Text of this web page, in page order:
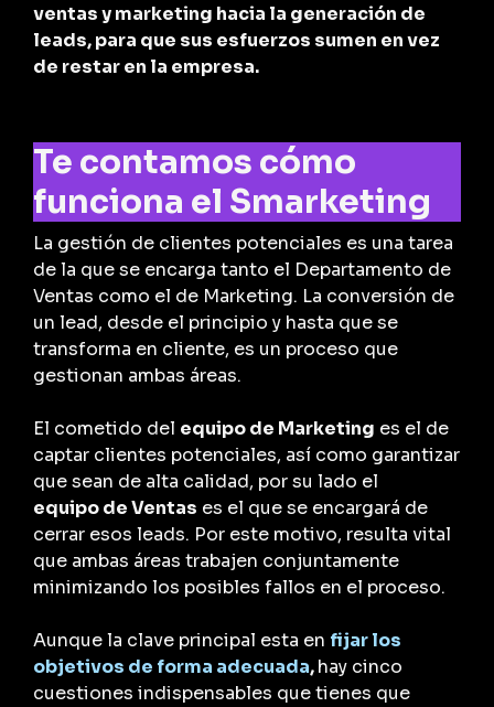
ventas y marketing hacia la generación de
leads, para que sus esfuerzos sumen en vez
de restar en la empresa.
Te contamos cómo
funciona el Smarketing
La gestión de clientes potenciales es una tarea
de la que se encarga tanto el Departamento de
Ventas como el de Marketing. La conversión de
un lead, desde el principio y hasta que se
transforma en cliente, es un proceso que
gestionan ambas áreas.
El cometido del equipo de Marketing es el de
captar clientes potenciales, así como garantizar
que sean de alta calidad, por su lado el
equipo de Ventas es el que se encargará de
cerrar esos leads. Por este motivo, resulta vital
que ambas áreas trabajen conjuntamente
minimizando los posibles fallos en el proceso.
Aunque la clave principal esta en fijar los
objetivos de forma adecuada,hay cinco
cuestiones indispensables que tienes que